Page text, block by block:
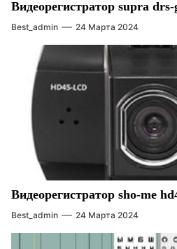
Видеорегистратор supra drs-
Best_admin 24 Марта 2024
Видеорегистратор sho-me
Best_admin 24 Марта 2024